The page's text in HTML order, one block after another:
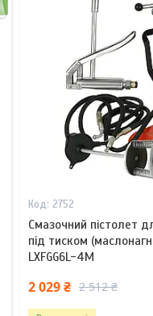
2752
Смазочний пістолет
під тиском
LXFGG6L-4M
2 029 ₴ 2 512 ₴